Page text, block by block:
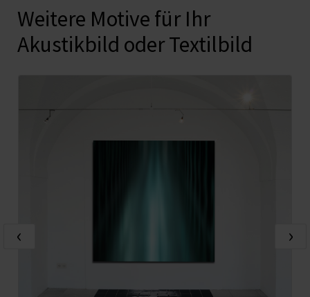
Weitere Motive für Ihr
Akustikbild oder Textilbild
‹ ›